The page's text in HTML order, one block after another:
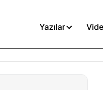
Yazılar